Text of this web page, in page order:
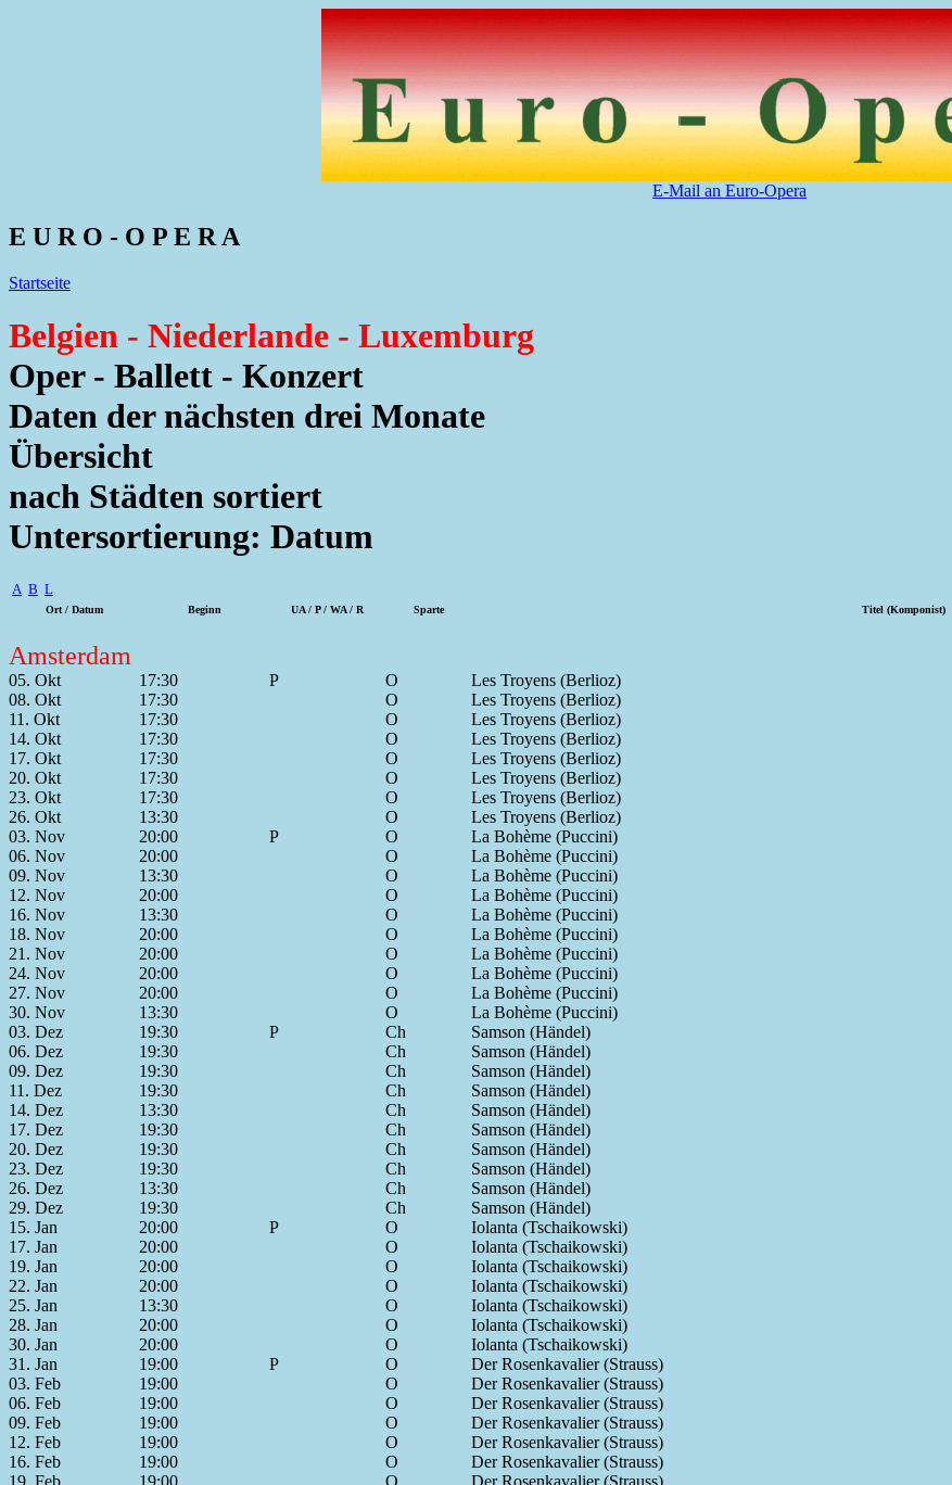
E-Mail an Euro-Opera
E U R O - O P E R A
Startseite
Belgien - Niederlande - Luxemburg
Oper - Ballett - Konzert
Daten der nächsten drei Monate
Übersicht
nach Städten sortiert
Untersortierung: Datum
A B L
Ort / Datum Beginn UA / P / WA / R Sparte Titel (Komponist)
Amsterdam
05. Okt 17:30 P O Les Troyens (Berlioz)
08. Okt
17:30 O Les Troyens (Berlioz)
11. Okt
17:30 O Les Troyens (Berlioz)
14. Okt
17:30 O Les Troyens (Berlioz)
17. Okt
17:30 O Les Troyens (Berlioz)
20. Okt
17:30 O Les Troyens (Berlioz)
23. Okt
17:30 O Les Troyens (Berlioz)
26. Okt
13:30 O Les Troyens (Berlioz)
03. Nov
20:00 P O La Bohème (Puccini)
06. Nov
20:00 O La Bohème (Puccini)
09. Nov
13:30 O La Bohème (Puccini)
12. Nov
20:00 O La Bohème (Puccini)
16. Nov
13:30 O La Bohème (Puccini)
18. Nov
20:00 O La Bohème (Puccini)
21. Nov
20:00 O La Bohème (Puccini)
24. Nov
20:00 O La Bohème (Puccini)
27. Nov
20:00 O La Bohème (Puccini)
30. Nov
13:30 O La Bohème (Puccini)
03. Dez
19:30 P Ch Samson (Händel)
06. Dez
19:30 Ch Samson (Händel)
09. Dez
19:30 Ch Samson (Händel)
11. Dez
19:30 Ch Samson (Händel)
14. Dez
13:30 Ch Samson (Händel)
17. Dez
19:30 Ch Samson (Händel)
20. Dez
19:30 Ch Samson (Händel)
23. Dez
19:30 Ch Samson (Händel)
26. Dez
13:30 Ch Samson (Händel)
29. Dez
19:30 Ch Samson (Händel)
15. Jan
20:00 P O Iolanta (Tschaikowski)
17. Jan
20:00 O Iolanta (Tschaikowski)
19. Jan
20:00 O Iolanta (Tschaikowski)
22. Jan
20:00 O Iolanta (Tschaikowski)
25. Jan
13:30 O Iolanta (Tschaikowski)
28. Jan
20:00 O Iolanta (Tschaikowski)
30. Jan
20:00 O Iolanta (Tschaikowski)
31. Jan
19:00 P O Der Rosenkavalier (Strauss)
03. Feb
19:00 O Der Rosenkavalier (Strauss)
06. Feb
19:00 O Der Rosenkavalier (Strauss)
09. Feb
19:00 O Der Rosenkavalier (Strauss)
12. Feb
19:00 O Der Rosenkavalier (Strauss)
16. Feb
19:00 O Der Rosenkavalier (Strauss)
19. Feb
19:00 O Der Rosenkavalier (Strauss)